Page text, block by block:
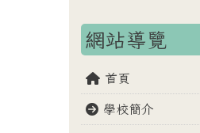
網站導覽
首頁
學校簡介